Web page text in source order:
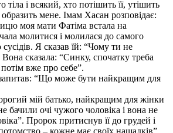
тіла і всякий, хто потішить її, утішить
образить мене. Імам Хасан розповідає:
моя мати Фатіма встала на
молитися і молилася до самого
Я сказав їй: “Чому ти не
сказала: “Синку, спочатку треба
вже про себе”.
“Що може бути найкращим для
мій батько, найкращим для жінки
бачили очі чужого чоловіка і вона не
Пророк притиснув її до грудей і
– кожне має своїх нащадків”.